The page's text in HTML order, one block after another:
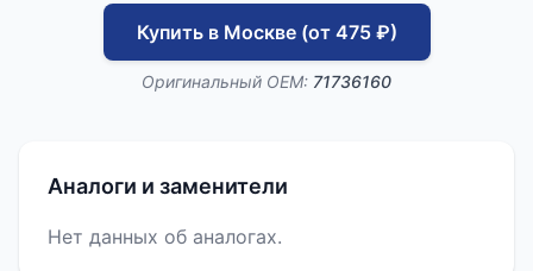
Купить в Москве (от 475 ₽)
Оригинальный OEM: 71736160
Аналоги и заменители
Нет данных об аналогах.